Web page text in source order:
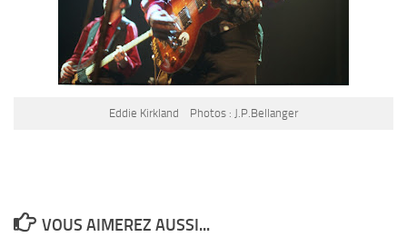
Eddie Kirkland Photos : J.P.Bellanger
VOUS AIMEREZ AUSSI...